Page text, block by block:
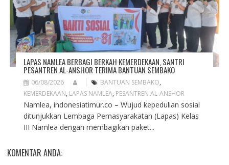
LAPAS NAMLEA BERBAGI BERKAH KEMERDEKAAN, SANTRI
PESANTREN AL-ANSHOR TERIMA BANTUAN SEMBAKO
06/08/2026 BANTUAN SEMBAKO,
KEMERDEKAAN, LAPAS NAMLEA, PESANTREN AL-ANSHOR
Namlea, indonesiatimur.co – Wujud kepedulian sosial
ditunjukkan Lembaga Pemasyarakatan (Lapas) Kelas
III Namlea dengan membagikan paket...
KOMENTAR ANDA: